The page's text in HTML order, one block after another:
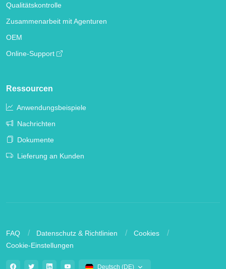
Qualitätskontrolle
Zusammenarbeit mit Agenturen
OEM
Online-Support
Ressourcen
Anwendungsbeispiele
Nachrichten
Dokumente
Lieferung an Kunden
FAQ Datenschutz & Richtlinien
Cookies
Cookie-Einstellungen
Deutsch (DE)